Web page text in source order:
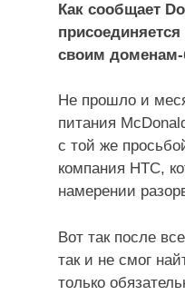
Как сообщает
своим
Не прошло и
питания
с той же
компания HTC,
намерении
Вот так после
так и не смог
только